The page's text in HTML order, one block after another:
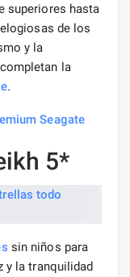
superiores hasta
de los
y la
la
.
Seagate
5*
sin niños para
y la tranquilidad